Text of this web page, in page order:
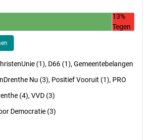
13%
Tegen
(1), D66 (1), Gemeentebelangen
Nu (3), Positief Vooruit (1), PRO
(4), VVD (3)
Democratie (3)